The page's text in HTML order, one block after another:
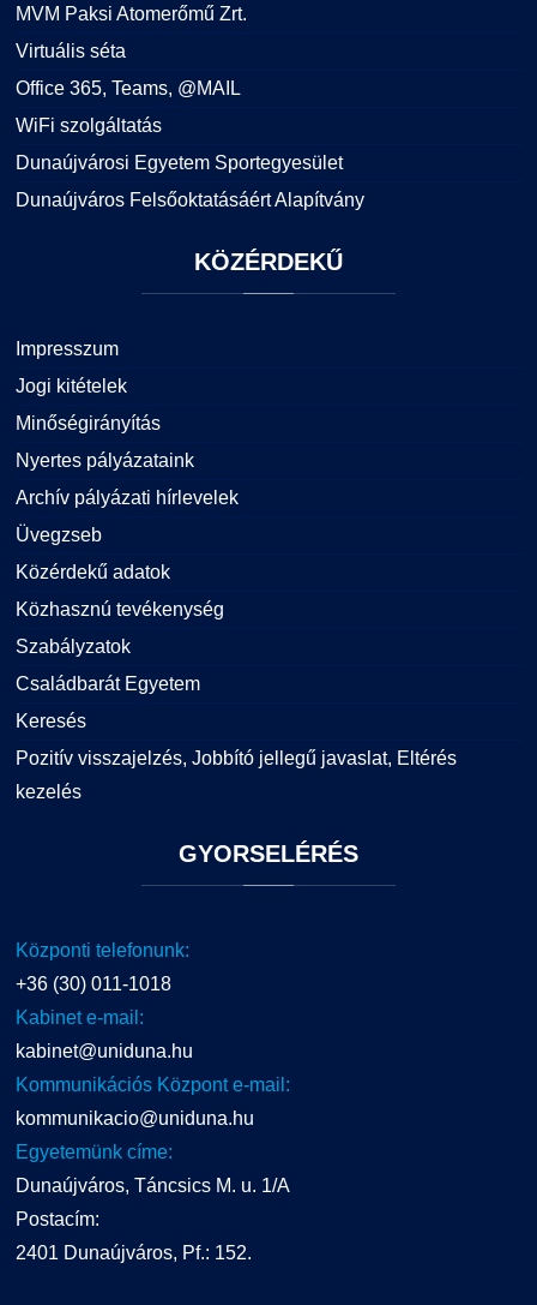
MVM Paksi Atomerőmű Zrt.
Virtuális séta
Office 365, Teams, @MAIL
WiFi szolgáltatás
Dunaújvárosi Egyetem Sportegyesület
Dunaújváros Felsőoktatásáért Alapítvány
KÖZÉRDEKŰ
Impresszum
Jogi kitételek
Minőségirányítás
Nyertes pályázataink
Archív pályázati hírlevelek
Üvegzseb
Közérdekű adatok
Közhasznú tevékenység
Szabályzatok
Családbarát Egyetem
Keresés
Pozitív visszajelzés, Jobbító jellegű javaslat, Eltérés
kezelés
GYORSELÉRÉS
Központi telefonunk:
+36 (30) 011-1018
Kabinet e-mail:
kabinet@uniduna.hu
Kommunikációs Központ e-mail:
kommunikacio@uniduna.hu
Egyetemünk címe:
Dunaújváros, Táncsics M. u. 1/A
Postacím:
2401 Dunaújváros, Pf.: 152.